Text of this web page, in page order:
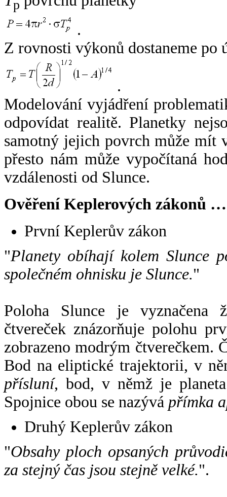
p
.
Z rovnosti výkonů dostaneme po
.
Modelování vyjádření
odpovídat realitě. Planetky
samotný jejich povrch může mít
přesto nám může vypočítaná
vzdálenosti od Slunce.
Ověření Keplerových zákonů …
První Keplerův zákon
"Planety obíhají kolem Slunce
společném ohnisku je Slunce."
Poloha Slunce je vyznačena
čtvereček znázorňuje polohu
zobrazeno modrým čtverečkem.
Bod na eliptické trajektorii, v
přísluní, bod, v němž je
Spojnice obou se nazývá přímka
Druhý Keplerův zákon
"Obsahy ploch opsaných
za stejný čas jsou stejně velké.".